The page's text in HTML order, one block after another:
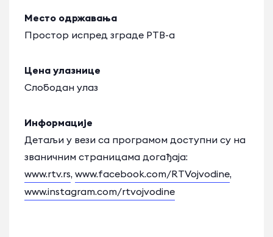
Место одржавања
Простор испред зграде РТВ-а
Цена улазнице
Слободан улаз
Информације
Детаљи у вези са програмом доступни су на
званичним страницама догађаја:
www.rtv.rs, www.facebook.com/RTVojvodine,
www.instagram.com/rtvojvodine